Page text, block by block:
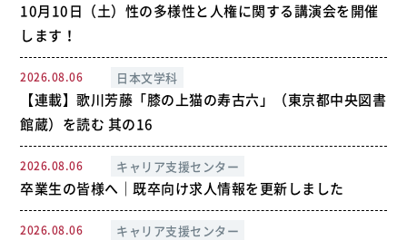
10月10日（土）性の多様性と人権に関する講演会を開催
します！
2026.08.06 日本文学科
【連載】歌川芳藤「膝の上猫の寿古六」（東京都中央図書
館蔵）を読む 其の16
2026.08.06 キャリア支援センター
卒業生の皆様へ｜既卒向け求人情報を更新しました
2026.08.06 キャリア支援センター